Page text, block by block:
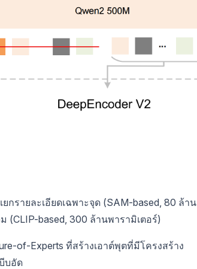
กรายละเอียดเฉพาะจุด (SAM-based, 80 ล้าน
(CLIP-based, 300 ล้านพารามิเตอร์)
of-Experts ที่สร้างเอาต์พุตที่มีโครงสร้าง
บอัด